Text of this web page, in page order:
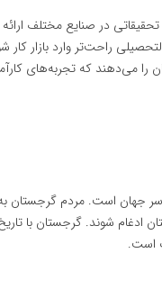
در صنایع مختلف
راحت‌تر وارد بازار کار
را می‌دهند که تجربه‌های
جهان است. مردم گرجستان
ادغام شوند. گرجستان با
است.